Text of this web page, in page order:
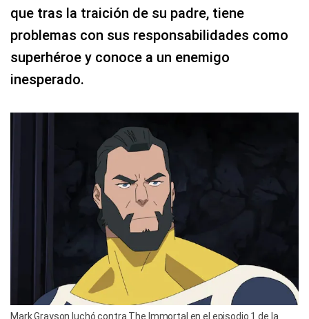
que tras la traición de su padre, tiene
problemas con sus responsabilidades como
superhéroe y conoce a un enemigo
inesperado.
Mark Grayson luchó contra The Immortal en el episodio 1 de la